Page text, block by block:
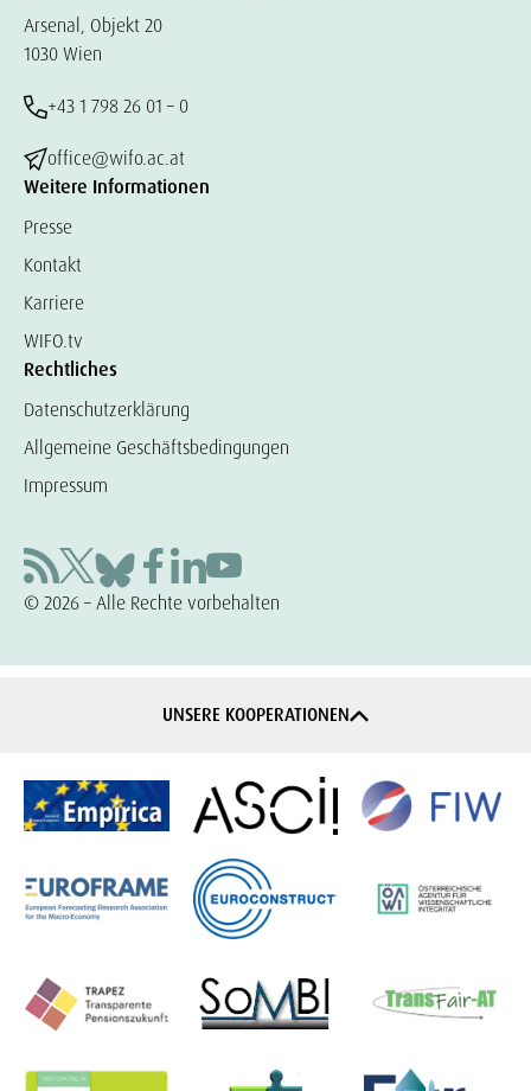
Arsenal, Objekt 20
1030 Wien
+43 1 798 26 01 – 0
office@wifo.ac.at
Weitere Informationen
Presse
Kontakt
Karriere
WIFO.tv
Rechtliches
Datenschutzerklärung
Allgemeine Geschäftsbedingungen
Impressum
© 2026 – Alle Rechte vorbehalten
UNSERE KOOPERATIONEN